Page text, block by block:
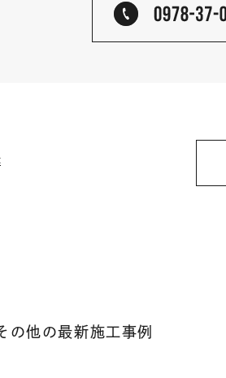
の他の最新施工事例